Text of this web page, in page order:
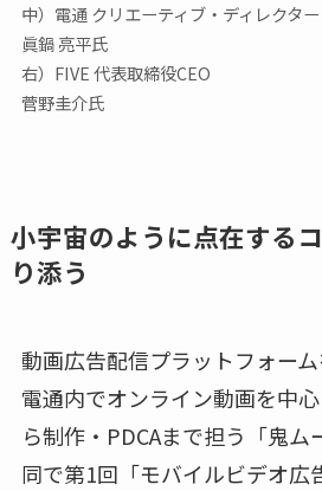
中）電通 クリエーティブ・ディレクター
眞鍋 亮平氏
右）FIVE 代表取締役CEO
菅野圭介氏
小宇宙のように点在する
り添う
動画広告配信プラットフォー
電通内でオンライン動画を中
ら制作・PDCAまで担う「鬼
同で第1回「モバイルビデオ広